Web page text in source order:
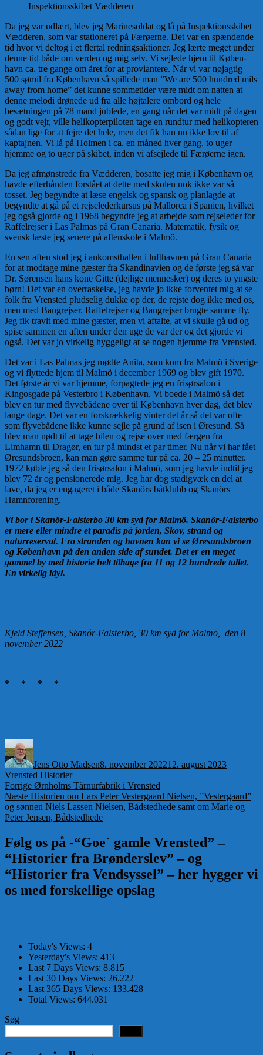
Inspekti­ons­skibet Vædderen
Da jeg var udlært, blev jeg Marinesoldat og lå på Inspekti­ons­skibet
Vædderen, som var stationeret på Færøerne. Det var en spændende
tid hvor vi deltog i et flertal redningsaktioner. Jeg lærte meget under
denne tid både om verden og mig selv. Vi sejlede hjem til Køben­
havn ca. tre gange om året for at proviantere. Når vi var nøjag­tig
500 sømil fra København så spillede man ”We are 500 hundred mils
away from home” det kunne sommetider være midt om natten at
denne melodi drønede ud fra alle højtalere ombord og hele
besætningen på 78 mand jublede, en gang når det var midt på dagen
og godt vejr, ville helikopterpiloten tage en rundtur med helikopteren
så­dan lige for at fejre det hele, men det fik han nu ikke lov til af
kaptaj­nen. Vi lå på Holmen i ca. en måned hver gang, to uger
hjemme og to uger på skibet, inden vi afsejlede til Færøerne igen.
Da jeg afmønstrede fra Vædde­ren, bosatte jeg mig i København og
havde efterhånden forstået at dette med skolen nok ikke var så
tosset. Jeg begyndte at læse engelsk og spansk og planlagde at
begyndte at gå på et rejselederkur­sus på Mallorca i Spanien, hvilket
jeg også gjorde og i 1968 begyndte jeg at arbejde som rejseleder for
Raffelrejser i Las Palmas på Gran Canaria. Matematik, fysik og
svensk læste jeg senere på aften­skole i Malmö.
En sen aften stod jeg i ankomsthallen i lufthavnen på Gran Canaria
for at modtage mine gæster fra Skandinavien og de første jeg så var
Dr. Sørensen hans kone Gitte (dejlige mennesker) og deres to yngste
børn! Det var en overraskelse, jeg havde jo ikke forventet mig at se
folk fra Vrensted pludselig dukke op der, de rejste dog ikke med os,
men med Bangrejser. Raffelrejser og Bangrejser brugte samme fly.
Jeg fik travlt med mine gæster, men vi aftalte, at vi skulle gå ud og
spise sammen en aften under den uge de var der og det gjorde vi
også. Det var jo virkelig hyggeligt at se nogen hjemme fra Vrensted.
Det var i Las Palmas jeg mødte Anita, som kom fra Malmö i Sverige
og vi flyttede hjem til Malmö i december 1969 og blev gift 1970.
Det første år vi var hjemme, forpagtede jeg en frisør­salon i
Kingosgade på Vesterbro i København. Vi boede i Malmö så det
blev en tur med flyvebådene over til København hver dag, det blev
lange dage. Det var en forskrækkelig vinter det år så det var ofte
som flyvebådene ikke kunne sejle på grund af isen i Øresund. Så
blev man nødt til at tage bilen og rejse over med færgen fra
Limhamn til Dragør, en tur på mindst et par timer. Nu når vi har fået
Øresundsbroen, kan man gøre samme tur på ca. 20 – 25 minutter.
1972 købte jeg så den frisørsalon i Malmö, som jeg havde indtil jeg
blev 72 år og pensionerede mig. Jeg har dog stadigvæk en del at
lave, da jeg er engageret i både Skanörs båtklubb og Skanörs
Hamnforening.
Vi bor i Skanör-Falsterbo 30 km syd for Malmö. Skanör-Falsterbo
er mere eller mindre et paradis på jorden, Skov, strand og
naturreservat. Fra stranden og havnen kan vi se Øresundsbroen
og København på den anden side af sundet. Det er en meget
gammel by med historie helt tilbage fra 11 og 12 hundrede tallet.
En virkelig idyl.
Kjeld Steffensen, Skanör-Falsterbo, 30 km syd for Malmö, den 8
november 2022
* * * *
Jens Otto Madsen8. november 202212. august 2023
Vrensted Historier
Indlægsnavigation
Forrige Forrige
indlæg:
Ørnholms Tårnurfabrik i Vrensted
Næste Næste
indlæg:
Historien om Lars Peter Vestergaard Nielsen, ”Vestergaard”
og sønnen Niels Lassen Nielsen, Bådstedhede samt om Marie og
Peter Jensen, Bådstedhede
Følg os på -“Goe` gamle Vrensted” –
“Historier fra Brønderslev” – og
“Historier fra Vendsyssel” – her hygger vi
os med forskellige opslag
Today's Views: 4
Yesterday's Views: 413
Last 7 Days Views: 8.815
Last 30 Days Views: 26.222
Last 365 Days Views: 133.428
Total Views: 644.031
Søg